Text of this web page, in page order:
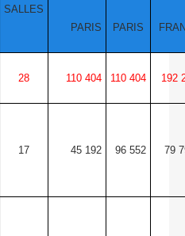
SALLES
PARIS PARIS
28 110 404 110 404 192
17 45 192 96 552 79